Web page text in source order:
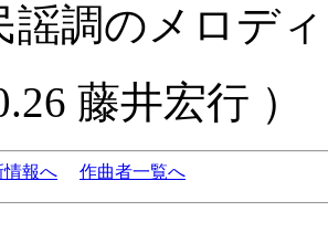
謡調のメロデ
藤井宏行 ）
情報へ 作曲者一覧へ